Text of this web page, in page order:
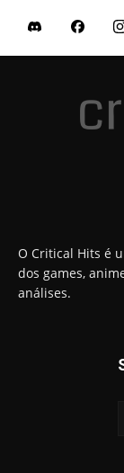
O Critical Hits é
dos games,
análises.